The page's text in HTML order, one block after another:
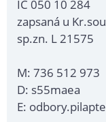
IČ 050 10 284
zapsaná u
sp.zn. L 21575
M: 736 512 973
D: s55maea
E: